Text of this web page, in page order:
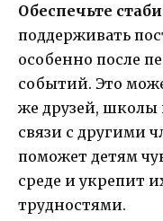
Обеспечьте
поддерживать
особенно после
событий. Это
же друзей, школы
связи с другими
поможет детям
среде и укрепит
трудностями.